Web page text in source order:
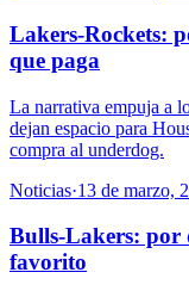
Lakers-Rockets:
que paga
La narrativa empuja a
dejan espacio para
compra al underdog.
Noticias·13 de marzo,
Bulls-Lakers: por
favorito